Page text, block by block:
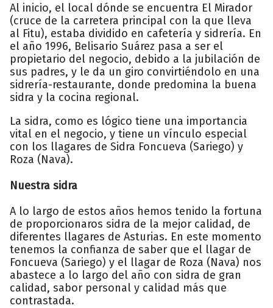
Al inicio, el local dónde se encuentra El Mirador
(cruce de la carretera principal con la que lleva
al Fitu), estaba dividido en cafetería y sidrería. En
el año 1996, Belisario Suárez pasa a ser el
propietario del negocio, debido a la jubilación de
sus padres, y le da un giro convirtiéndolo en una
sidrería-restaurante, donde predomina la buena
sidra y la cocina regional.
La sidra, como es lógico tiene una importancia
vital en el negocio, y tiene un vínculo especial
con los llagares de Sidra Foncueva (Sariego) y
Roza (Nava).
Nuestra sidra
A lo largo de estos años hemos tenido la fortuna
de proporcionaros sidra de la mejor calidad, de
diferentes llagares de Asturias. En este momento
tenemos la confianza de saber que el llagar de
Foncueva (Sariego) y el llagar de Roza (Nava) nos
abastece a lo largo del año con sidra de gran
calidad, sabor personal y calidad más que
contrastada.